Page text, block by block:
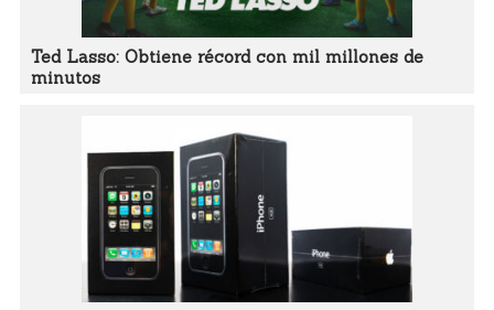
Ted Lasso: Obtiene récord con mil millones de
minutos